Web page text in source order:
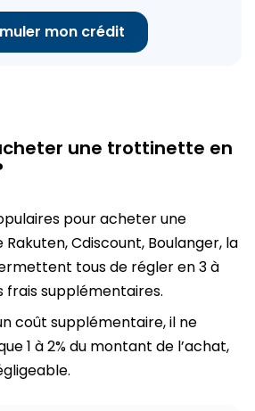
mon crédit
une trottinette en
pour acheter une
Cdiscount, Boulanger, la
tous de régler en 3 à
frais supplémentaires.
coût supplémentaire, il ne
1 à 2% du montant de l’achat,